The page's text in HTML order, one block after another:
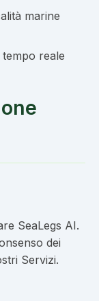
marine
reale
SeaLegs AI.
dei
Servizi.